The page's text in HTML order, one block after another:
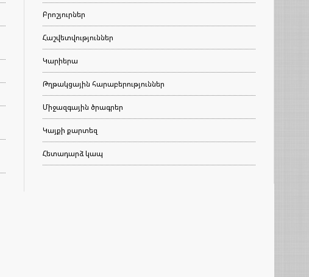
Բրոշյուրներ
Հաշվետվություններ
Կարիերա
Թղթակցային հարաբերություններ
Միջազգային ծրագրեր
Կայքի քարտեզ
Հետադարձ կապ